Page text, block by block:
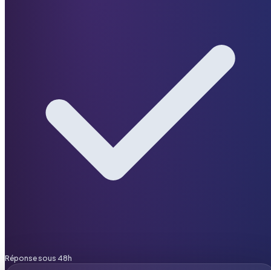
Réponse sous 48h